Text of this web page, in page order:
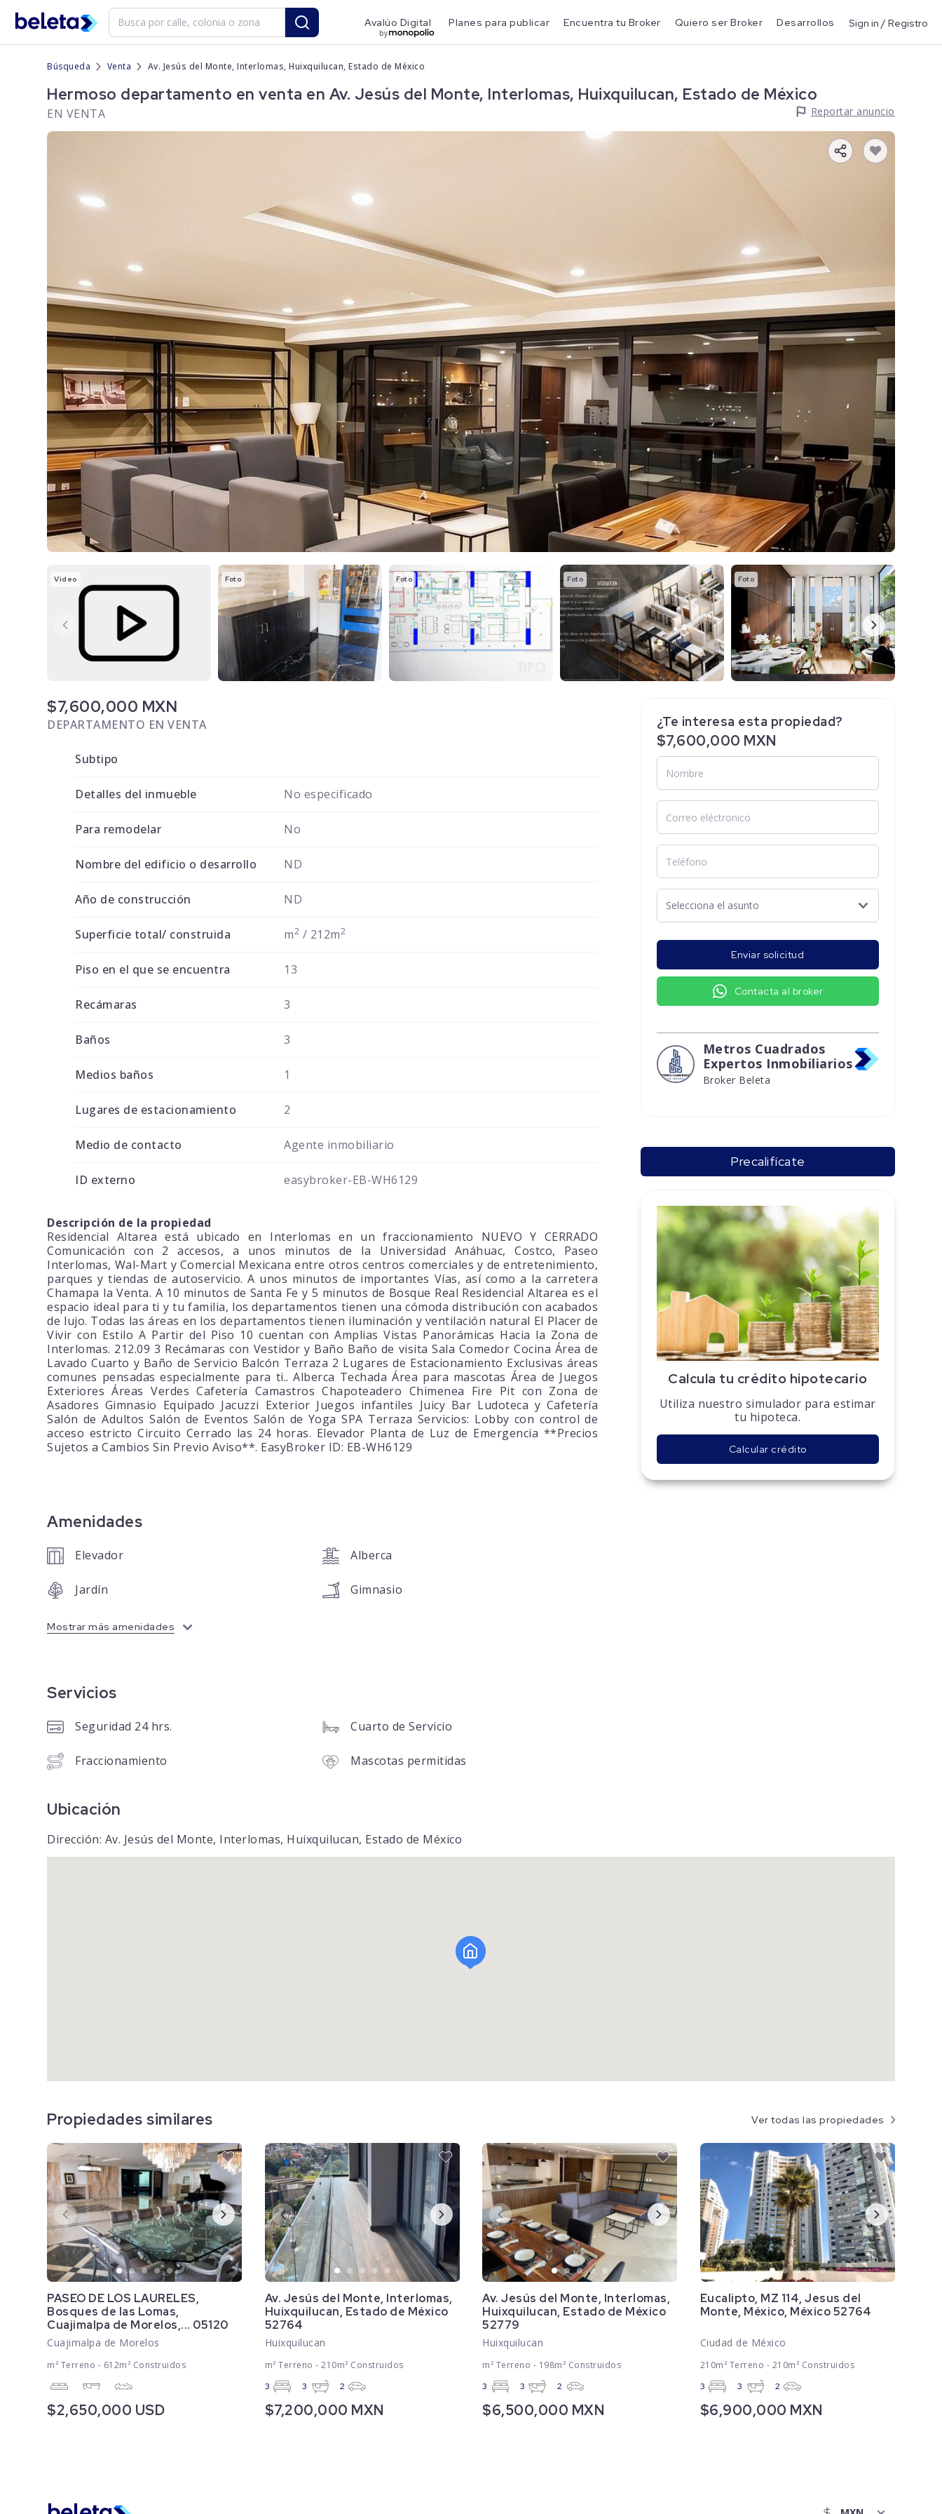
Avalúo Digital
by
Planes para publicar Encuentra tu Broker Quiero ser Broker Desarrollos Sign in / Registro
Búsqueda Venta Av. Jesús del Monte, Interlomas, Huixquilucan, Estado de México
Hermoso departamento en venta en Av. Jesús del Monte, Interlomas, Huixquilucan, Estado de México
EN VENTA Reportar anuncio
Video Foto Foto Foto Foto
$7,600,000 MXN
DEPARTAMENTO EN VENTA
Subtipo
Detalles del inmueble No especificado
Para remodelar No
Nombre del edificio o desarrollo ND
Año de construcción ND
Superficie total/ construida m2 / 212m2
Piso en el que se encuentra 13
Recámaras 3
Baños 3
Medios baños 1
Lugares de estacionamiento 2
Medio de contacto Agente inmobiliario
ID externo easybroker-EB-WH6129
Descripción de la propiedad
Residencial Altarea está ubicado en Interlomas en un fraccionamiento NUEVO Y CERRADO
Comunicación con 2 accesos, a unos minutos de la Universidad Anáhuac, Costco, Paseo
Interlomas, Wal-Mart y Comercial Mexicana entre otros centros comerciales y de entretenimiento,
parques y tiendas de autoservicio. A unos minutos de importantes Vías, así como a la carretera
Chamapa la Venta. A 10 minutos de Santa Fe y 5 minutos de Bosque Real Residencial Altarea es el
espacio ideal para ti y tu familia, los departamentos tienen una cómoda distribución con acabados
de lujo. Todas las áreas en los departamentos tienen iluminación y ventilación natural El Placer de
Vivir con Estilo A Partir del Piso 10 cuentan con Amplias Vistas Panorámicas Hacia la Zona de
Interlomas. 212.09 3 Recámaras con Vestidor y Baño Baño de visita Sala Comedor Cocina Área de
Lavado Cuarto y Baño de Servicio Balcón Terraza 2 Lugares de Estacionamiento Exclusivas áreas
comunes pensadas especialmente para ti.. Alberca Techada Área para mascotas Área de Juegos
Exteriores Áreas Verdes Cafetería Camastros Chapoteadero Chimenea Fire Pit con Zona de
Asadores Gimnasio Equipado Jacuzzi Exterior Juegos infantiles Juicy Bar Ludoteca y Cafetería
Salón de Adultos Salón de Eventos Salón de Yoga SPA Terraza Servicios: Lobby con control de
acceso estricto Circuito Cerrado las 24 horas. Elevador Planta de Luz de Emergencia **Precios
Sujetos a Cambios Sin Previo Aviso**. EasyBroker ID: EB-WH6129
¿Te interesa esta propiedad?
$7,600,000 MXN
Enviar solicitud
Contacta al broker
Metros Cuadrados
Expertos Inmobiliarios
Broker Beleta
Precalifícate
Calcula tu crédito hipotecario
Utiliza nuestro simulador para estimar
tu hipoteca.
Calcular crédito
Amenidades
Elevador Alberca
Jardín Gimnasio
Mostrar más amenidades
Servicios
Seguridad 24 hrs. Cuarto de Servicio
Fraccionamiento Mascotas permitidas
Ubicación
Dirección: Av. Jesús del Monte, Interlomas, Huixquilucan, Estado de México
Propiedades similares
PASEO DE LOS LAURELES,
Bosques de las Lomas,
Cuajimalpa de Morelos,... 05120
Cuajimalpa de Morelos
m² Terreno - 612m² Construidos
$2,650,000 USD
Av. Jesús del Monte, Interlomas,
Huixquilucan, Estado de México
52764
Huixquilucan
m² Terreno - 210m² Construidos
3 3 2
$7,200,000 MXN
Av. Jesús del Monte, Interlomas,
Huixquilucan, Estado de México
52779
Huixquilucan
m² Terreno - 198m² Construidos
3 3 2
$6,500,000 MXN
Eucalipto, MZ 114, Jesus del
Monte, México, México 52764
Ciudad de México
210m² Terreno - 210m² Construidos
3 3 2
$6,900,000 MXN
Ver todas las propiedades